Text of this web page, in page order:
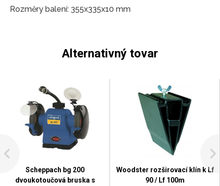
Rozměry balení: 355x335x10 mm
Alternativný tovar
Scheppach bg 200
dvoukotoučová bruska s
Woodster rozširovací klín k Lf
90 / Lf 100m